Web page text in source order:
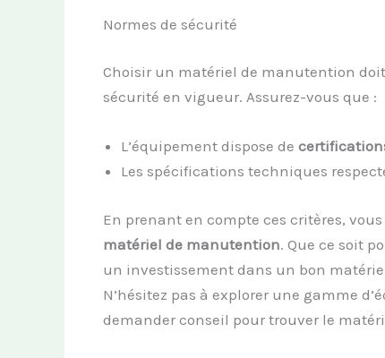
Normes de sécurité
Choisir un matériel de manutention
sécurité en vigueur. Assurez-vous que :
L’équipement dispose de
Les spécifications techniques
En prenant en compte ces critères,
matériel de manutention. Que ce soit
un investissement dans un bon
N’hésitez pas à explorer une gamme
demander conseil pour trouver le